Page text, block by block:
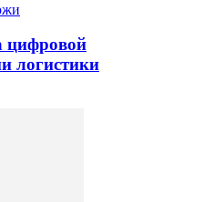
цифровой
логистики